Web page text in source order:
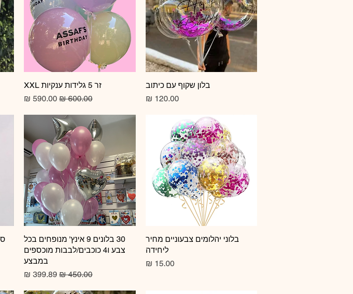
תצוגה מהירה
בלון שקוף עם כיתוב
מחיר‏120.00 ‏₪
תצוגה מהירה
זר 5 גלידות ענקיות XXL
מחיר רגיל מחיר מבצע
תצוגה מהירה
בלוני יהלומים צבעוניים מחיר
ליחידה
מחיר‏15.00 ‏₪
תצוגה מהירה
30 בלונים 9 אינץ' מנופחים בכל
צבע ו4 כוכבים/לבבות מוכספים
במבצע
מחיר רגיל מחיר מבצע